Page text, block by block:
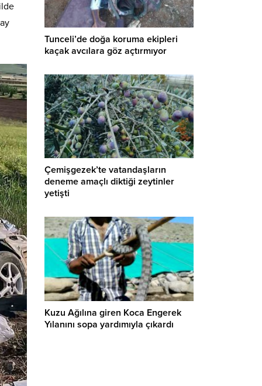
Tunceli’de doğa koruma ekipleri
kaçak avcılara göz açtırmıyor
Çemişgezek’te vatandaşların
deneme amaçlı diktiği zeytinler
yetişti
Kuzu Ağılına giren Koca Engerek
Yılanını sopa yardımıyla çıkardı